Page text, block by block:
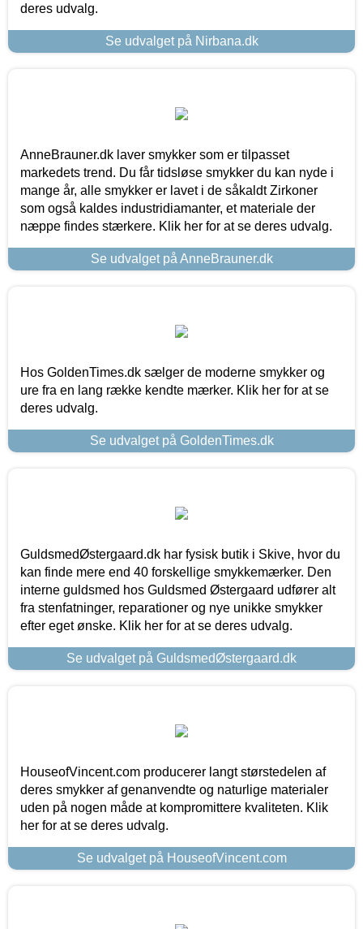
deres udvalg.
Se udvalget på Nirbana.dk
AnneBrauner.dk laver smykker som er tilpasset
markedets trend. Du får tidsløse smykker du kan nyde i
mange år, alle smykker er lavet i de såkaldt Zirkoner
som også kaldes industridiamanter, et materiale der
næppe findes stærkere. Klik her for at se deres udvalg.
Se udvalget på AnneBrauner.dk
Hos GoldenTimes.dk sælger de moderne smykker og
ure fra en lang række kendte mærker. Klik her for at se
deres udvalg.
Se udvalget på GoldenTimes.dk
GuldsmedØstergaard.dk har fysisk butik i Skive, hvor du
kan finde mere end 40 forskellige smykkemærker. Den
interne guldsmed hos Guldsmed Østergaard udfører alt
fra stenfatninger, reparationer og nye unikke smykker
efter eget ønske. Klik her for at se deres udvalg.
Se udvalget på GuldsmedØstergaard.dk
HouseofVincent.com producerer langt størstedelen af
deres smykker af genanvendte og naturlige materialer
uden på nogen måde at kompromittere kvaliteten. Klik
her for at se deres udvalg.
Se udvalget på HouseofVincent.com